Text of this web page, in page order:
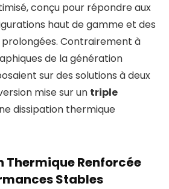
conçu pour répondre aux
haut de gamme et des
prolongées. Contrairement à
de la génération
sur des solutions à deux
mise sur un triple
dissipation thermique
Thermique Renforcée
Stables